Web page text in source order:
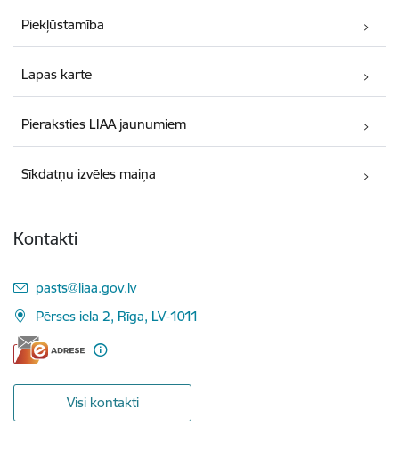
Piekļūstamība
Lapas karte
Pieraksties LIAA jaunumiem
Sīkdatņu izvēles maiņa
Kontakti
E-pasts:
pasts@liaa.gov.lv
Pērses iela 2, Rīga, LV-1011
Visi kontakti